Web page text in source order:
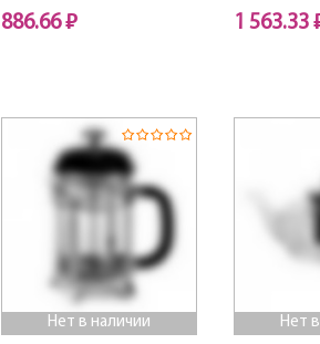
886.66 ₽ 1 563.33
Нет в наличии Нет